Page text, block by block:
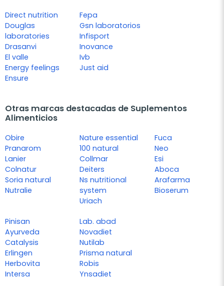
Direct nutrition
Douglas
laboratories
Drasanvi
El valle
Energy feelings
Ensure
Fepa
Gsn laboratorios
Infisport
Inovance
Ivb
Just aid
Otras marcas destacadas de Suplementos
Alimenticios
Obire
Pranarom
Lanier
Colnatur
Soria natural
Nutralie
Nature essential
100 natural
Collmar
Deiters
Ns nutritional
system
Uriach
Fuca
Neo
Esi
Aboca
Arafarma
Bioserum
Pinisan
Ayurveda
Catalysis
Erlingen
Herbovita
Intersa
Lab. abad
Novadiet
Nutilab
Prisma natural
Robis
Ynsadiet